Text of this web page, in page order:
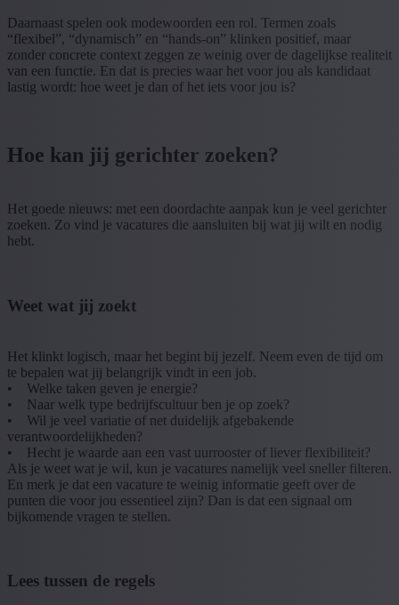
Daarnaast spelen ook modewoorden een rol. Termen zoals
“flexibel”, “dynamisch” en “hands-on” klinken positief, maar
zonder concrete context zeggen ze weinig over de dagelijkse realiteit
van een functie. En dat is precies waar het voor jou als kandidaat
lastig wordt: hoe weet je dan of het iets voor jou is?
Hoe kan jij gerichter zoeken?
Het goede nieuws: met een doordachte aanpak kun je veel gerichter
zoeken. Zo vind je vacatures die aansluiten bij wat jij wilt en nodig
hebt.
Weet wat jij zoekt
Het klinkt logisch, maar het begint bij jezelf. Neem even de tijd om
te bepalen wat jij belangrijk vindt in een job.
• Welke taken geven je energie?
• Naar welk type bedrijfscultuur ben je op zoek?
• Wil je veel variatie of net duidelijk afgebakende
verantwoordelijkheden?
• Hecht je waarde aan een vast uurrooster of liever flexibiliteit?
Als je weet wat je wil, kun je vacatures namelijk veel sneller filteren.
En merk je dat een vacature te weinig informatie geeft over de
punten die voor jou essentieel zijn? Dan is dat een signaal om
bijkomende vragen te stellen.
Lees tussen de regels